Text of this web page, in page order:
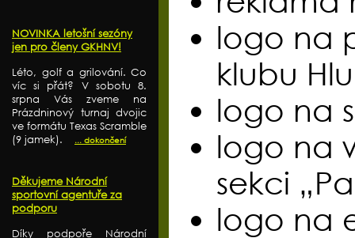
NOVINKA letošní sezóny
jen pro členy GKHNV!
Léto, golf a grilování. Co
víc si přát? V sobotu 8.
srpna Vás zveme na
Prázdninový turnaj dvojic
ve formátu Texas Scramble
(9 jamek).
... dokončení
Děkujeme Národní
sportovní agentuře za
podporu
Díky podpoře Národní
logo na
klubu
logo na
logo na
sekci
logo na